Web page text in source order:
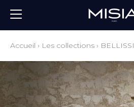
Accueil › Les collections ›